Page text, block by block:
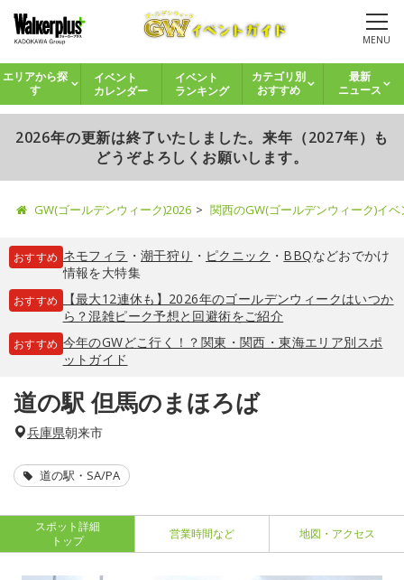
MENU
エリアから探
す
イベント
カレンダー
イベント
ランキング
カテゴリ別
おすすめ
最新
ニュース
2026年の更新は終了いたしました。来年（2027年）も
どうぞよろしくお願いします。
GW(ゴールデンウィーク)2026 関西のGW(ゴールデンウィーク)イ
おすすめ ネモフィラ ・ 潮干狩り ・ ピクニック ・ BBQなどおでかけ
情報を大特集
おすすめ
【最大12連休も】2026年のゴールデンウィークはいつか
ら？混雑ピーク予想と回避術をご紹介
おすすめ 今年のGWどこ行く！？関東・関西・東海エリア別スポ
ットガイド
道の駅 但馬のまほろば
兵庫県朝来市
道の駅・SA/PA
スポット詳細
トップ
営業時間など 地図・アクセス